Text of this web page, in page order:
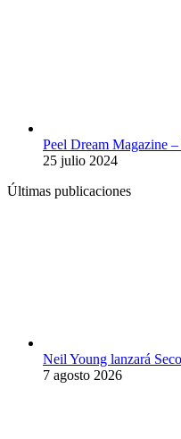
Peel Dream Magazine
25 julio 2024
Últimas publicaciones
Neil Young lanzará
7 agosto 2026